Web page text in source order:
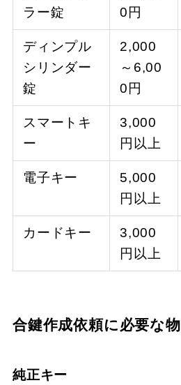
ラー錠
0円
ディンプル
シリンダー
錠
2,000
～6,00
0円
スマートキ
ー
3,000
円以上
電子キー
5,000
円以上
カードキー
3,000
円以上
合鍵作成依頼に必要な物
純正キー